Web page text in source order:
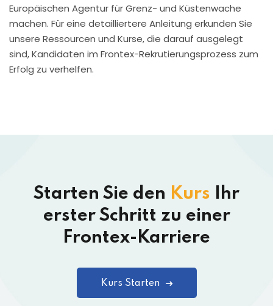
Europäischen Agentur für Grenz- und Küstenwache
machen. Für eine detailliertere Anleitung erkunden Sie
unsere Ressourcen und Kurse, die darauf ausgelegt
sind, Kandidaten im Frontex-Rekrutierungsprozess zum
Erfolg zu verhelfen.
Starten Sie den Kurs Ihr
erster Schritt zu einer
Frontex-Karriere
Kurs Starten